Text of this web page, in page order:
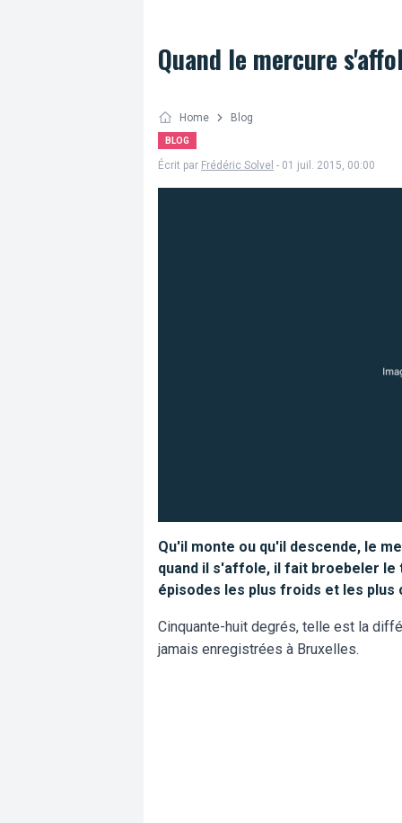
Quand le mercure
Home Blog
BLOG
Écrit par Frédéric Solvel - 01 juil. 2015, 00:00
Qu'il monte ou qu'il descende, le
quand il s'affole, il fait broebeler le
épisodes les plus froids et les plus
Cinquante-huit degrés, telle est la
jamais enregistrées à Bruxelles.